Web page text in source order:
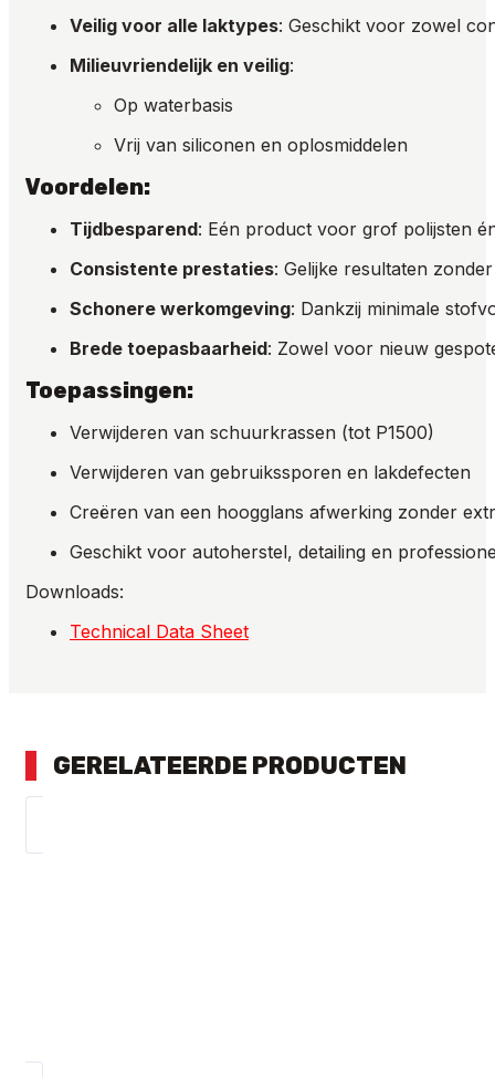
Veilig voor alle laktypes: Geschikt voor zowel
Milieuvriendelijk en veilig:
Op waterbasis
Vrij van siliconen en oplosmiddelen
Voordelen:
Tijdbesparend: Eén product voor grof polijsten
Consistente prestaties: Gelijke resultaten
Schonere werkomgeving: Dankzij minimale
Brede toepasbaarheid: Zowel voor nieuw
Toepassingen:
Verwijderen van schuurkrassen (tot P1500)
Verwijderen van gebruikssporen en lakdefecten
Creëren van een hoogglans afwerking zonder
Geschikt voor autoherstel, detailing en
Downloads:
Technical Data Sheet
GERELATEERDE PRODUCTEN